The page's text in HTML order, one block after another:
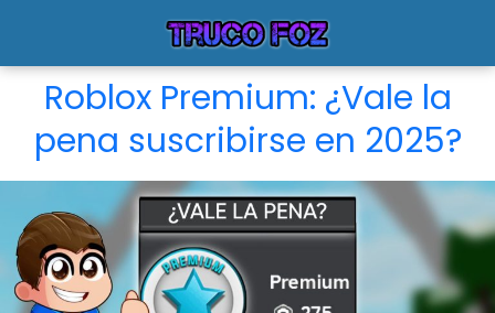
Roblox Premium: ¿Vale la
pena suscribirse en 2025?